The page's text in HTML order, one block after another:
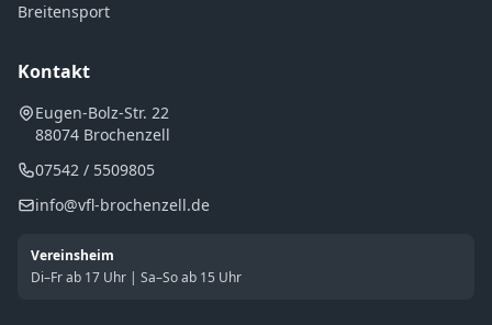
Breitensport
Kontakt
Eugen-Bolz-Str. 22
88074 Brochenzell
07542 / 5509805
info@vfl-brochenzell.de
Vereinsheim
Di–Fr ab 17 Uhr | Sa–So ab 15 Uhr